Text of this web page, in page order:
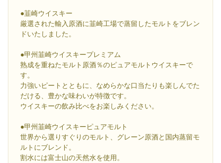
●韮崎ウイスキー
厳選された輸入原酒に韮崎工場で蒸留したモルトをブレン
ドいたしました。
●甲州韮崎ウイスキープレミアム
熟成を重ねたモルト原酒％のピュアモルトウイスキーで
す。
力強いピートとともに、なめらかな口当たりも楽しんでた
だける、豊かな味わいが特徴です。
ウイスキーの飲み比べをお楽しみください。
●甲州韮崎ウイスキーピュアモルト
世界から選りすぐりのモルト、グレーン原酒と国内蒸留モ
ルトにブレンド。
割水には富士山の天然水を使用。